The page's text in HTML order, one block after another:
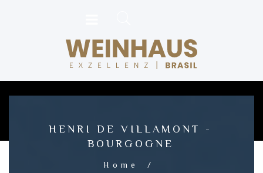
HENRI DE VILLAMONT -
BOURGOGNE
Home
/